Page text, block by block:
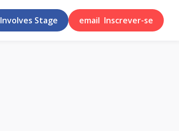
Involves Stage email Inscrever-se